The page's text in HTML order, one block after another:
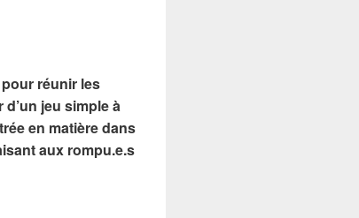
réunir les
jeu simple à
en matière dans
aux rompu.e.s